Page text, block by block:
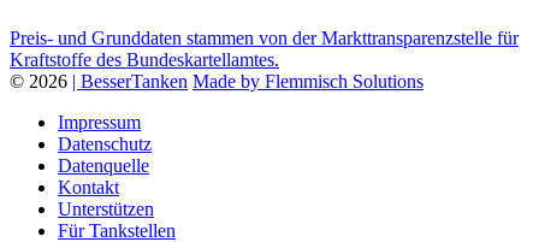
Preis- und Grunddaten stammen von der Markttransparenzstelle für
Kraftstoffe des Bundeskartellamtes.
© 2026 | BesserTanken Made by Flemmisch Solutions
Impressum
Datenschutz
Datenquelle
Kontakt
Unterstützen
Für Tankstellen